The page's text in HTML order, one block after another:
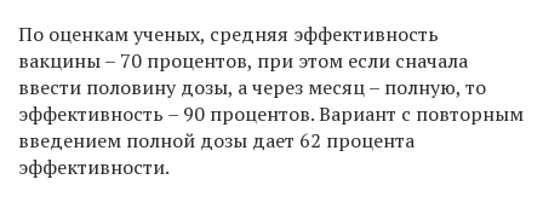
По оценкам ученых, средняя эффективность
вакцины ­– 70 процентов, при этом если сначала
ввести половину дозы, а через месяц – полную, то
эффективность – 90 процентов. Вариант с повторным
введением полной дозы дает 62 процента
эффективности.